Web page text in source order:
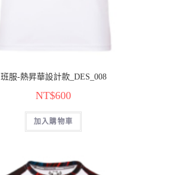
班服-熱昇華設計款_DES_008
NT$600
加入購物車